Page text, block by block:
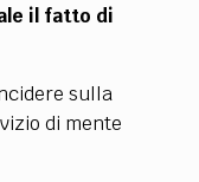
il fatto di
sulla
di mente